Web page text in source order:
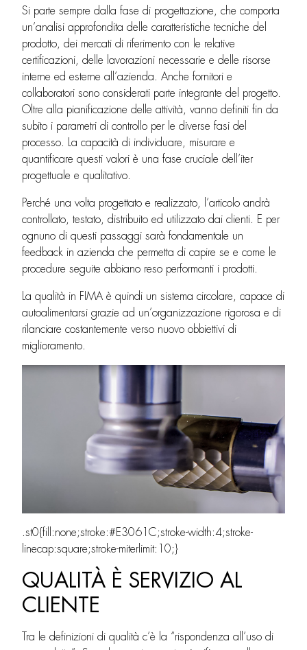
Si parte sempre dalla fase di progettazione, che comporta
un’analisi approfondita delle caratteristiche tecniche del
prodotto, dei mercati di riferimento con le relative
certificazioni, delle lavorazioni necessarie e delle risorse
interne ed esterne all’azienda. Anche fornitori e
collaboratori sono considerati parte integrante del progetto.
Oltre alla pianificazione delle attività, vanno definiti fin da
subito i parametri di controllo per le diverse fasi del
processo. La capacità di individuare, misurare e
quantificare questi valori è una fase cruciale dell’iter
progettuale e qualitativo.
Perché una volta progettato e realizzato, l’articolo andrà
controllato, testato, distribuito ed utilizzato dai clienti. E per
ognuno di questi passaggi sarà fondamentale un
feedback in azienda che permetta di capire se e come le
procedure seguite abbiano reso performanti i prodotti.
La qualità in FIMA è quindi un sistema circolare, capace di
autoalimentarsi grazie ad un’organizzazione rigorosa e di
rilanciare costantemente verso nuovo obbiettivi di
miglioramento.
.st0{fill:none;stroke:#E3061C;stroke-width:4;stroke-
linecap:square;stroke-miterlimit:10;}
QUALITÀ È SERVIZIO AL
CLIENTE
Tra le definizioni di qualità c’è la “rispondenza all’uso di